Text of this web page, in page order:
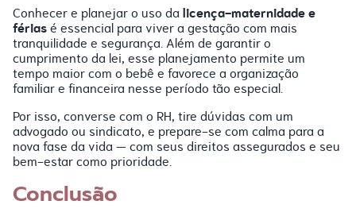
Conhecer e planejar o uso dalicença-maternidade e
fériasé essencial para viver a gestação com mais
tranquilidade e segurança. Além de garantir o
cumprimento da lei, esse planejamento permite um
tempo maior com o bebê e favorece a organização
familiar e financeira nesse período tão especial.
Por isso, converse com o RH, tire dúvidas com um
advogado ou sindicato, e prepare-se com calma para a
nova fase da vida — com seus direitos assegurados e seu
bem-estar como prioridade.
Conclusão